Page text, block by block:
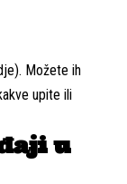
Možete ih
upite ili
u